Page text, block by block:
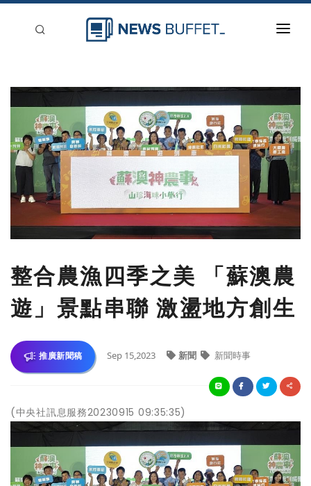
新聞稿分類
登入
刊登
整合農漁四季之美 「蘇澳農
遊」景點串聯 激盪地方創生
推廣新聞稿 Sep 15,2023 新聞 新聞時事
(中央社訊息服務20230915 09:35:35)